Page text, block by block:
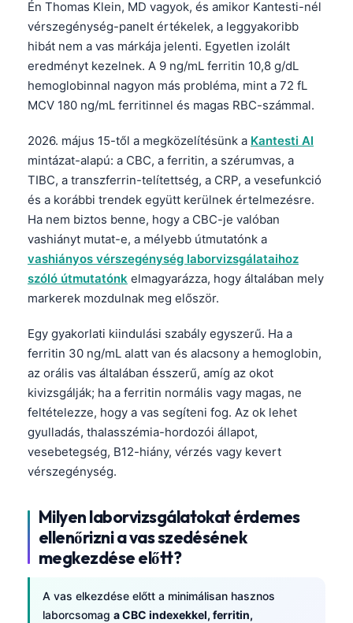
Én Thomas Klein, MD vagyok, és amikor Kantesti-nél
vérszegénység-panelt értékelek, a leggyakoribb
hibát nem a vas márkája jelenti. Egyetlen izolált
eredményt kezelnek. A 9 ng/mL ferritin 10,8 g/dL
hemoglobinnal nagyon más probléma, mint a 72 fL
MCV 180 ng/mL ferritinnel és magas RBC-számmal.
2026. május 15-től a megközelítésünk a Kantesti AI
mintázat-alapú: a CBC, a ferritin, a szérumvas, a
TIBC, a transzferrin-telítettség, a CRP, a vesefunkció
és a korábbi trendek együtt kerülnek értelmezésre.
Ha nem biztos benne, hogy a CBC-je valóban
vashiányt mutat-e, a mélyebb útmutatónk a
vashiányos vérszegénység laborvizsgálataihoz
szóló útmutatónk elmagyarázza, hogy általában mely
markerek mozdulnak meg először.
Egy gyakorlati kiindulási szabály egyszerű. Ha a
ferritin 30 ng/mL alatt van és alacsony a hemoglobin,
az orális vas általában ésszerű, amíg az okot
kivizsgálják; ha a ferritin normális vagy magas, ne
feltételezze, hogy a vas segíteni fog. Az ok lehet
gyulladás, thalasszémia-hordozói állapot,
vesebetegség, B12-hiány, vérzés vagy kevert
vérszegénység.
Milyen laborvizsgálatokat érdemes
ellenőrizni a vas szedésének
megkezdése előtt?
A vas elkezdése előtt a minimálisan hasznos
laborcsomag a CBC indexekkel, ferritin,